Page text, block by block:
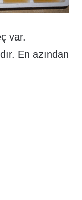
var.
En azından